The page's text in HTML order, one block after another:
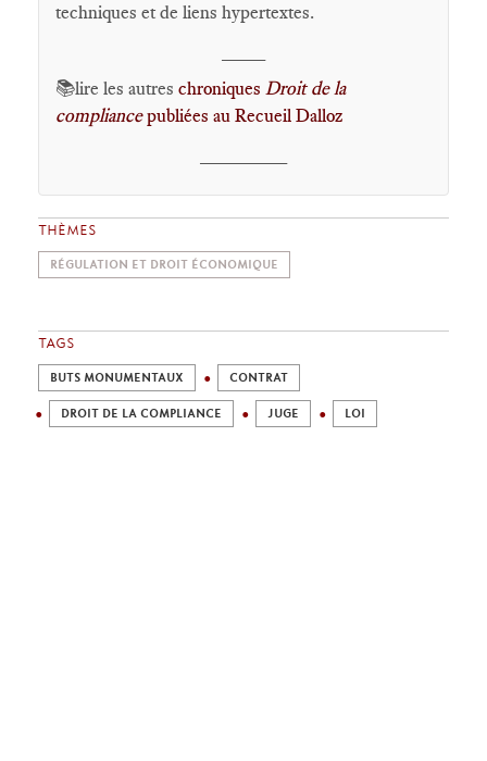
techniques et de liens hypertextes.
📚lire les autres chroniques Droit de la
compliancepubliées au Recueil Dalloz
THÈMES
RÉGULATION ET DROIT ÉCONOMIQUE
TAGS
BUTS MONUMENTAUX CONTRAT
DROIT DE LA COMPLIANCE JUGE LOI